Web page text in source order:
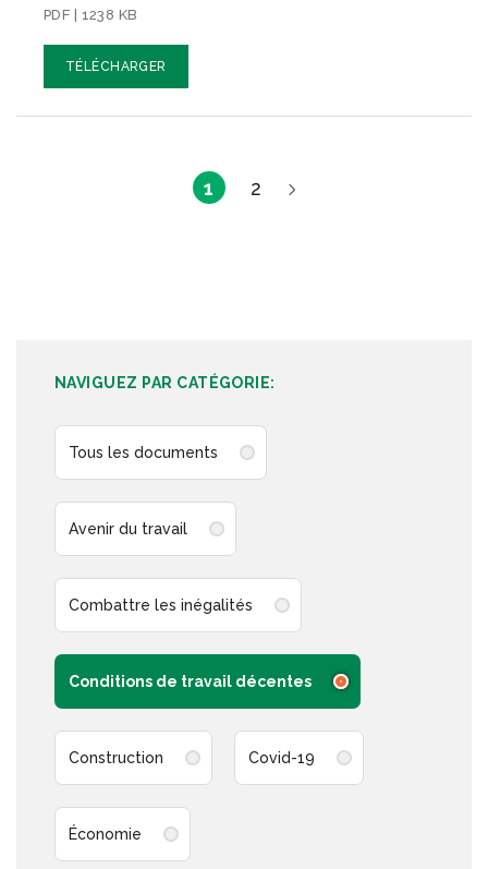
NAVIGUEZ PAR CATÉGORIE:
Tous les documents
Avenir du travail
Combattre les inégalités
Conditions de travail décentes
Construction Covid-19
Économie
PDF | 1238 KB
TÉLÉCHARGER
1 2